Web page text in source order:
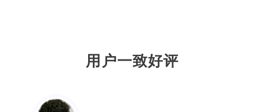
用户一致好评